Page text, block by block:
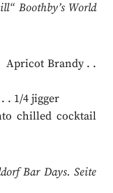
Boothby’s World
Brandy . .
4 jigger
chilled cocktail
Bar Days. Seite